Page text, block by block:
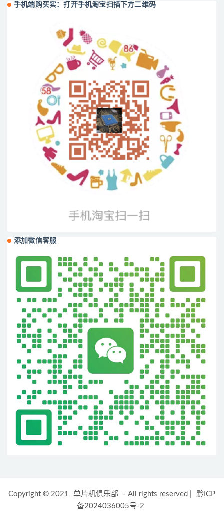
手机端购买实：打开手机淘宝扫描下方二维码
添加微信客服
Copyright © 2021 单片机俱乐部 - All rights reserved
黔ICP
备2024036005号-2